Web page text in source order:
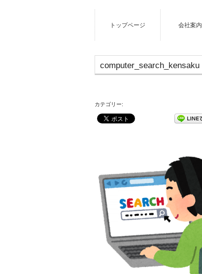
トップページ 会社案内
computer_search_kensaku
カテゴリー: